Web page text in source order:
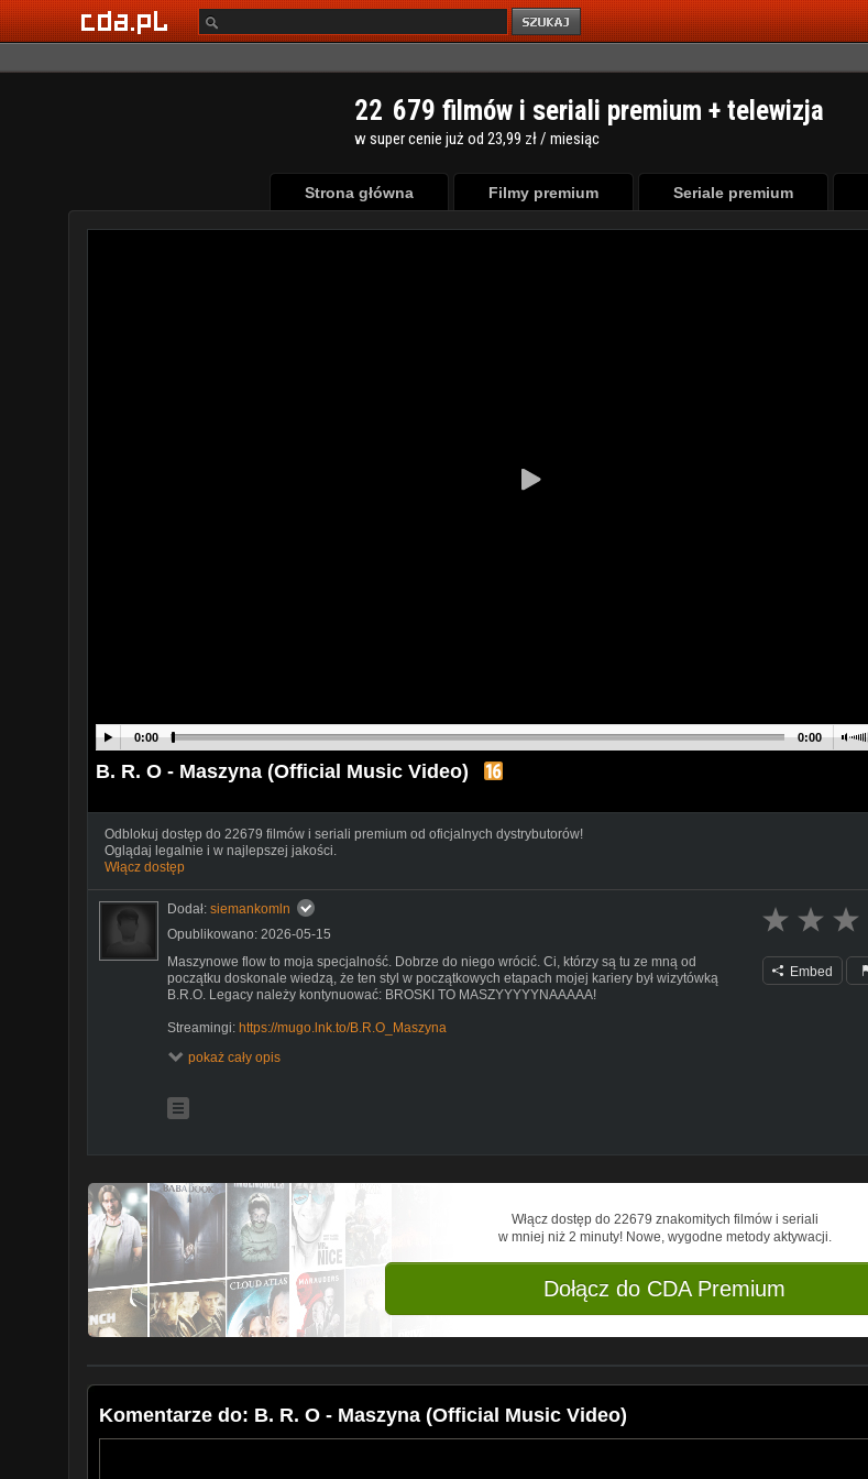
22 679 filmów i seriali premium + telewizja
w super cenie już od 23,99 zł / miesiąc
Strona główna Filmy premium Seriale premium
0:00 0:00
B. R. O - Maszyna (Official Music Video)
Odblokuj dostęp do 22679 filmów i seriali premium od oficjalnych dystrybutorów!
Oglądaj legalnie i w najlepszej jakości.
Włącz dostęp
Dodał: siemankomln
Opublikowano: 2026-05-15
Maszynowe flow to moja specjalność. Dobrze do niego wrócić. Ci, którzy są tu ze mną od
początku doskonale wiedzą, że ten styl w początkowych etapach mojej kariery był wizytówką
B.R.O. Legacy należy kontynuować: BROSKI TO MASZYYYYYNAAAAA!
Streamingi: https://mugo.lnk.to/B.R.O_Maszyna
CREDITS:
Słowa i wykonania: B.R.O
Prod: B.R.O
Video: @directedbyleooo (Leonard Laskowski)
Moje sociale:
INSTAGRAM: instagram.com/browwa
TIKTOK:
www.tiktok.com/@bro_oficjalnie
FANPAGE: fb.com/nextlvl
pokaż cały opis
Embed
Włącz dostęp do 22679 znakomitych filmów i seriali
w mniej niż 2 minuty! Nowe, wygodne metody aktywacji.
Dołącz do CDA Premium
Komentarze do: B. R. O - Maszyna (Official Music Video)